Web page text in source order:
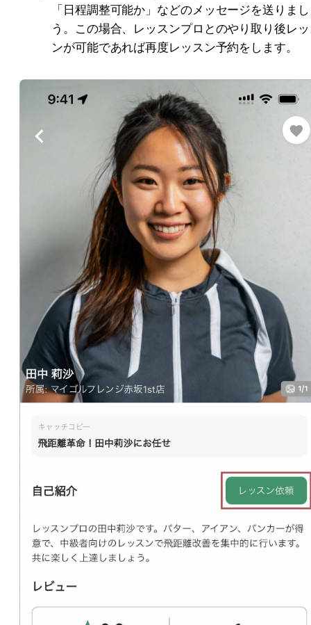
「日程調整可能か」などのメッセージを送りま
う。この場合、レッスンプロとのやり取り後レ
ンが可能であれば再度レッスン予約をします。